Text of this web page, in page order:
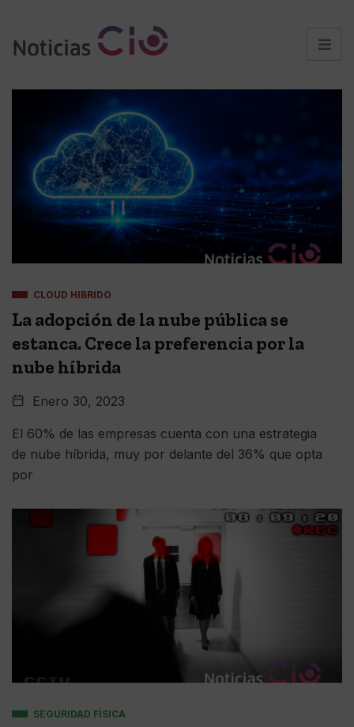
CLOUD HIBRIDO
La adopción de la nube pública se
estanca. Crece la preferencia por la
nube híbrida
Enero 30, 2023
El 60% de las empresas cuenta con una estrategia
de nube híbrida, muy por delante del 36% que opta
por
SEGURIDAD FÍSICA